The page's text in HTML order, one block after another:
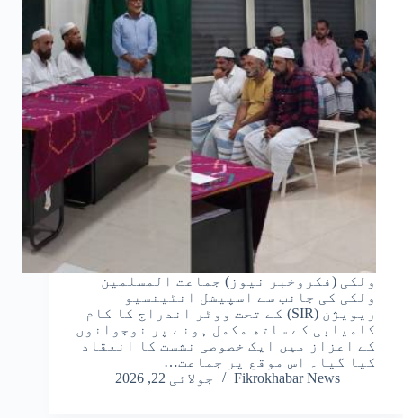
ولکی (فکروخبر نیوز) جماعت المسلمین
ولکی کی جانب سے اسپیشل انٹینسیو
ریویژن (SIR) کے تحت ووٹر اندراج کا کام
کامیابی کے ساتھ مکمل ہونے پر نوجوانوں
کے اعزاز میں ایک خصوصی نشست کا انعقاد
کیا گیا۔ اس موقع پر جماعت…
Fikrokhabar News
جولائی 22, 2026